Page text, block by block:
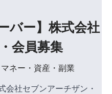
バー】株式会社
会員募集
マネー・資産・副業
会社セブンアーチザン・